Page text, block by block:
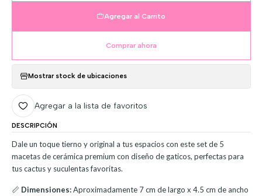
Agregar al Carrito
Comprar ahora
Mostrar stock de ubicaciones
Agregar a la lista de favoritos
DESCRIPCIÓN
Dale un toque tierno y original a tus espacios con este set de 5
macetas de cerámica premium con diseño de gaticos, perfectas para
tus cactus y suculentas favoritas.
📏 Dimensiones:Aproximadamente 7 cm de largo x 4.5 cm de ancho